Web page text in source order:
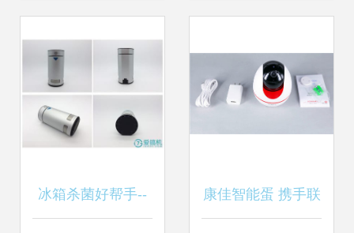
库智能设备配件
冰箱杀菌好帮手-- 康佳智能蛋 携手联